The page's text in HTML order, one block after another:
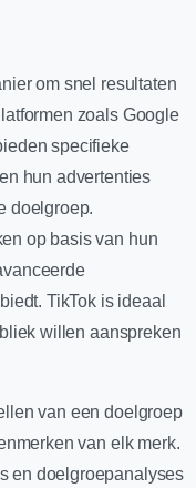
om snel resultaten
zoals Google
specifieke
hun advertenties
doelgroep.
op basis van hun
TikTok is ideaal
willen aanspreken
van een doelgroep
van elk merk.
en doelgroepanalyses